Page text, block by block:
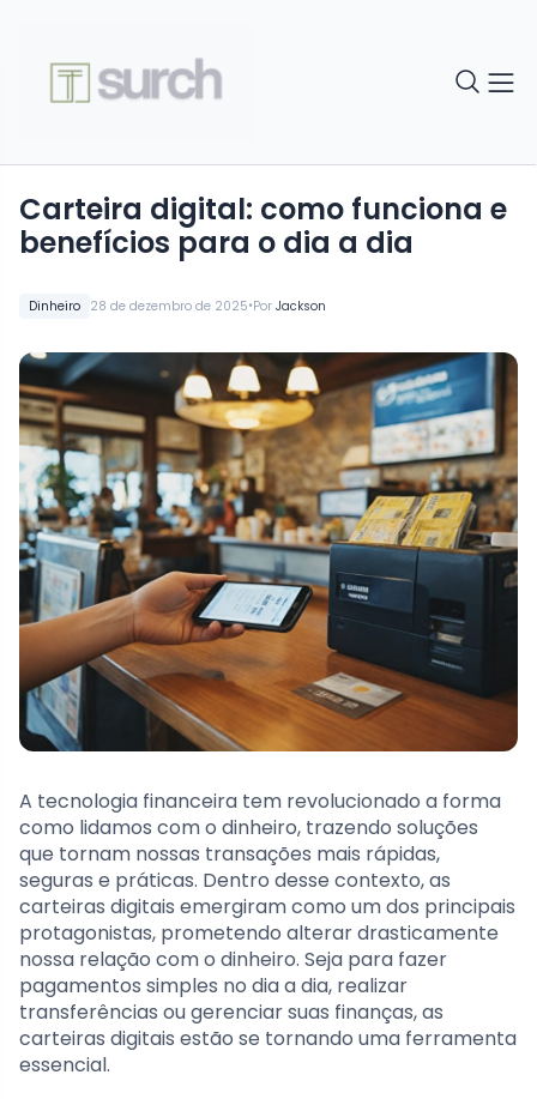
Dinheiro 28 de dezembro de 2025•Por Jackson
Carteira digital: como funciona e
benefícios para o dia a dia
A tecnologia financeira tem revolucionado a forma
como lidamos com o dinheiro, trazendo soluções
que tornam nossas transações mais rápidas,
seguras e práticas. Dentro desse contexto, as
carteiras digitais emergiram como um dos principais
protagonistas, prometendo alterar drasticamente
nossa relação com o dinheiro. Seja para fazer
pagamentos simples no dia a dia, realizar
transferências ou gerenciar suas finanças, as
carteiras digitais estão se tornando uma ferramenta
essencial.